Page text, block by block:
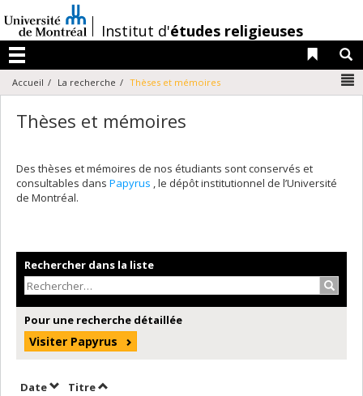
au
contenu
/Institut d'études religieuses
Menu
Liens
Accueil La recherche Thèses et mémoires
Thèses et mémoires
Des thèses et mémoires de nos étudiants sont conservés et
consultables dans Papyrus , le dépôt institutionnel de l’Université
de Montréal.
Rechercher dans la liste
Pour une recherche détaillée
Visiter Papyrus
DateTrier par date en ordre décroissant
TitreTrier par titre en ordre décroissant